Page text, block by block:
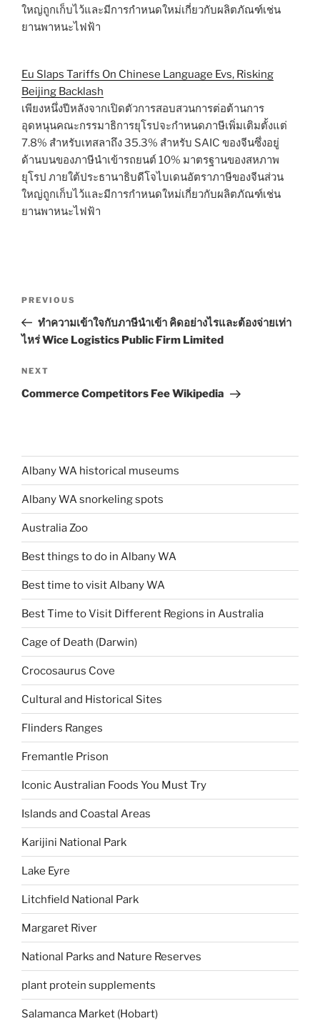
ใหญ่ถูกเก็บไว้และมีการกำหนดใหม่เกี่ยวกับผลิตภัณฑ์เช่น
ยานพาหนะไฟฟ้า
Eu Slaps Tariffs On Chinese Language Evs, Risking
Beijing Backlash
เพียงหนึ่งปีหลังจากเปิดตัวการสอบสวนการต่อต้านการ
อุดหนุนคณะกรรมาธิการยุโรปจะกำหนดภาษีเพิ่มเติมตั้งแต่
7.8% สำหรับเทสลาถึง 35.3% สำหรับ SAIC ของจีนซึ่งอยู่
ด้านบนของภาษีนำเข้ารถยนต์ 10% มาตรฐานของสหภาพ
ยุโรป ภายใต้ประธานาธิบดีโจไบเดนอัตราภาษีของจีนส่วน
ใหญ่ถูกเก็บไว้และมีการกำหนดใหม่เกี่ยวกับผลิตภัณฑ์เช่น
ยานพาหนะไฟฟ้า
Previous
Post
PREVIOUS
ทำความเข้าใจกับภาษีนำเข้า คิดอย่างไรและต้องจ่ายเท่า
ไหร่ Wice Logistics Public Firm Limited
Next
Post
NEXT
Commerce Competitors Fee Wikipedia
Albany WA historical museums
Albany WA snorkeling spots
Australia Zoo
Best things to do in Albany WA
Best time to visit Albany WA
Best Time to Visit Different Regions in Australia
Cage of Death (Darwin)
Crocosaurus Cove
Cultural and Historical Sites
Flinders Ranges
Fremantle Prison
Iconic Australian Foods You Must Try
Islands and Coastal Areas
Karijini National Park
Lake Eyre
Litchfield National Park
Margaret River
National Parks and Nature Reserves
plant protein supplements
Salamanca Market (Hobart)